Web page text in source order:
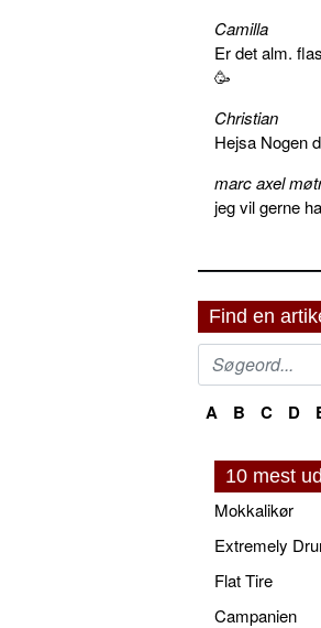
Camilla
Er det alm.
🥳
Christian
Hejsa Nogen
marc axel
jeg vil gerne
Find en
A B C D
10 mest
Mokkalikør
Extremely
Flat Tire
Campanien